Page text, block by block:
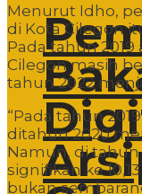
Menurut Idho,
di Kota Cilegon
Pada tahun
Cilegon masih
tahun 2022
“Pada tahun
ditahun 2020
Namun, di tahun
signifikan ke
bukan